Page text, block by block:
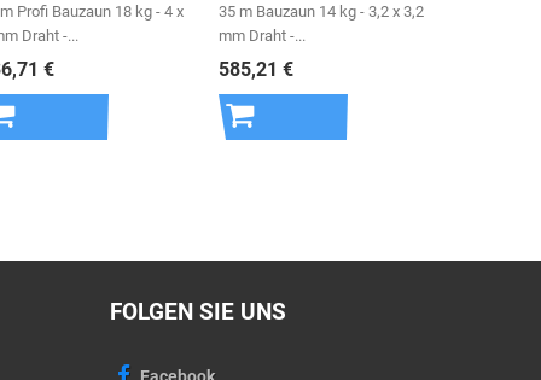
Profi Bauzaun 18 kg - 4 x
Draht -...
€
35 m Bauzaun 14 kg - 3,2 x 3,2
mm Draht -...
585,21 €
FOLGEN SIE UNS